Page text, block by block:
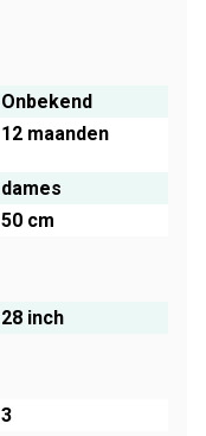
Onbekend
12 maanden
dames
50 cm
28 inch
3